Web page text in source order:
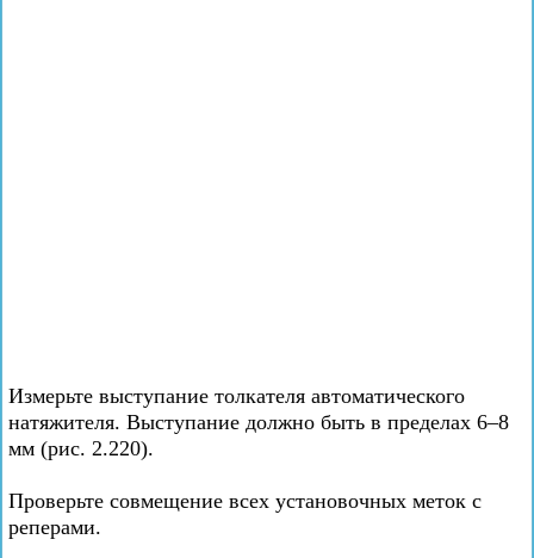
Измерьте выступание толкателя автоматического
натяжителя. Выступание должно быть в пределах 6–8
мм (рис. 2.220).
Проверьте совмещение всех установочных меток с
реперами.